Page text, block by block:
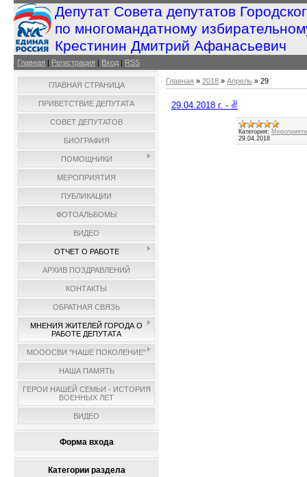
Депутат Совета депутатов
по многомандатному
Крестинин Дмитрий Афанасьевич
Главная | Регистрация | Вход | RSS
ГЛАВНАЯ СТРАНИЦА
ПРИВЕТСТВИЕ ДЕПУТАТА
СОВЕТ ДЕПУТАТОВ
БИОГРАФИЯ
ПОМОЩНИКИ
МЕРОПРИЯТИЯ
ПУБЛИКАЦИИ
ФОТОАЛЬБОМЫ
ВИДЕО
ОТЧЕТ О РАБОТЕ
АРХИВ ПОЗДРАВЛЕНИЙ
КОНТАКТЫ
ОБРАТНАЯ СВЯЗЬ
МНЕНИЯ ЖИТЕЛЕЙ ГОРОДА О
РАБОТЕ ДЕПУТАТА
МОООСВИ "НАШЕ ПОКОЛЕНИЕ"
НАША ПАМЯТЬ
ГЕРОИ НАШЕЙ СЕМЬИ - ИСТОРИЯ
ВОЕННЫХ ЛЕТ
ВИДЕО
Форма входа
Категории раздела
Главная » 2018 » Апрель » 29
29.04.2018 г. - ✌️
Категория:
29.04.2018